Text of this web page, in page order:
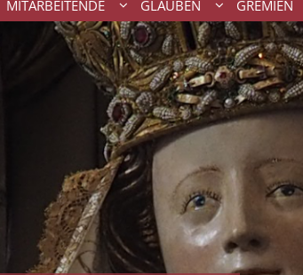
MITARBEITENDE GLAUBEN GREMIEN